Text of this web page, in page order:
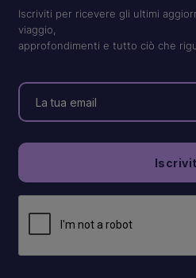
Iscriviti per ricevere gli ultimi
viaggio,
approfondimenti e tutto ciò che